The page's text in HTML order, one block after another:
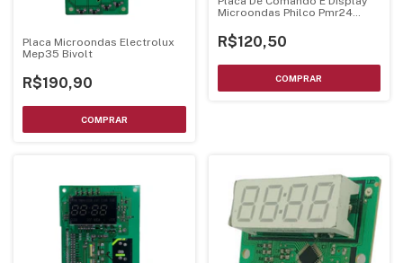
Placa Microondas Electrolux
Mep35 Bivolt
R$190,90
Microondas Philco Pmr24
R$120,50